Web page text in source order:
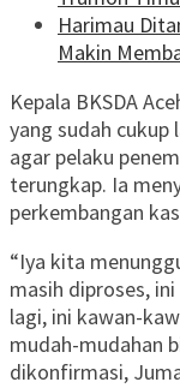
Harimau
Makin
Kepala BKSDA
yang sudah cukup
agar pelaku
terungkap. Ia
perkembangan
“Iya kita
masih diproses,
lagi, ini kawan-
mudah-mudahan
dikonfirmasi,